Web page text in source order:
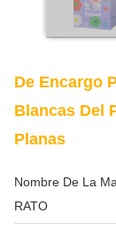
De Encargo
Blancas Del
Planas
Nombre De La
RATO